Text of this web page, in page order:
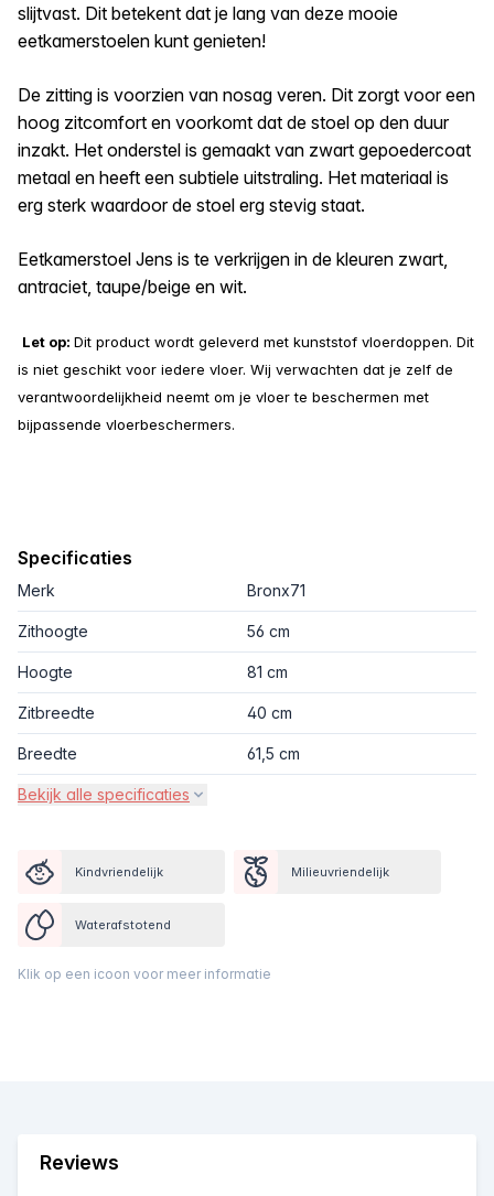
slijtvast. Dit betekent dat je lang van deze mooie
eetkamerstoelen kunt genieten!
De zitting is voorzien van nosag veren. Dit zorgt voor een
hoog zitcomfort en voorkomt dat de stoel op den duur
inzakt. Het onderstel is gemaakt van zwart gepoedercoat
metaal en heeft een subtiele uitstraling. Het materiaal is
erg sterk waardoor de stoel erg stevig staat.
Eetkamerstoel Jens is te verkrijgen in de kleuren zwart,
antraciet, taupe/beige en wit.
Let op: Dit product wordt geleverd met kunststof vloerdoppen. Dit
is niet geschikt voor iedere vloer. Wij verwachten dat je zelf de
verantwoordelijkheid neemt om je vloer te beschermen met
bijpassende vloerbeschermers.
Specificaties
Merk Bronx71
Zithoogte 56 cm
Hoogte 81 cm
Zitbreedte 40 cm
Breedte 61,5 cm
Bekijk alle specificaties
Kindvriendelijk Milieuvriendelijk
Waterafstotend
Klik op een icoon voor meer informatie
Reviews